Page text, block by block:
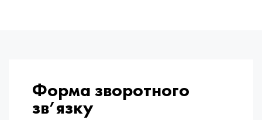
Форма зворотного
зв’язку